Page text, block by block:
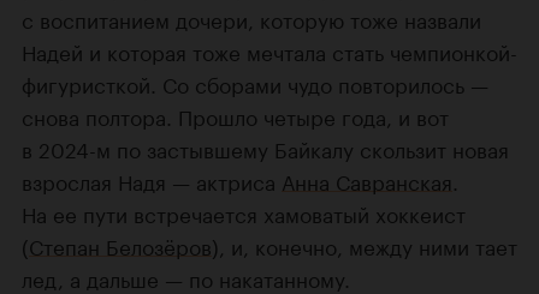
с воспитанием дочери, которую тоже назвали
Надей и которая тоже мечтала стать чемпионкой-
фигуристкой. Со сборами чудо повторилось —
снова полтора. Прошло четыре года, и вот
в 2024-м по застывшему Байкалу скользит новая
взрослая Надя — актриса Анна Савранская
На ее пути встречается хамоватый хоккеист
(Степан Белозёров), и, конечно, между ними тает
лед, а дальше — по накатанному.